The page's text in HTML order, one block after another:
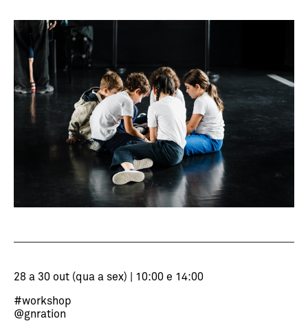
28 a 30 out (qua a sex) | 10:00 e 14:00
#workshop
@gnration